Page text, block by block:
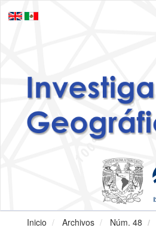
principal
Inicio Archivos Núm. 48